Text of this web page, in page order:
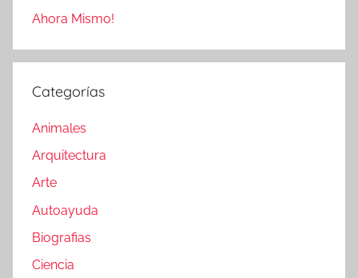
Ahora Mismo!
Categorías
Animales
Arquitectura
Arte
Autoayuda
Biografias
Ciencia